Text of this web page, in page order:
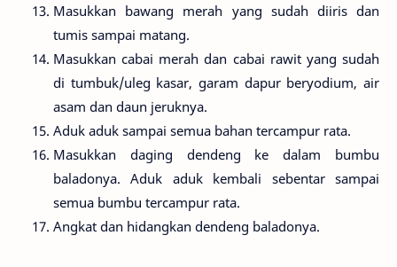
Masukkan bawang merah yang sudah diiris dan
tumis sampai matang.
Masukkan cabai merah dan cabai rawit yang sudah
di tumbuk/uleg kasar, garam dapur beryodium, air
asam dan daun jeruknya.
Aduk aduk sampai semua bahan tercampur rata.
Masukkan daging dendeng ke dalam bumbu
baladonya. Aduk aduk kembali sebentar sampai
semua bumbu tercampur rata.
Angkat dan hidangkan dendeng baladonya.